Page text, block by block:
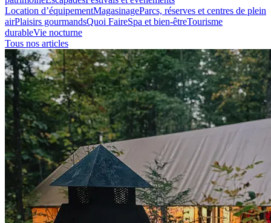
Location d’équipementMagasinageParcs, réserves et centres de plein
airPlaisirs gourmandsQuoi FaireSpa et bien-êtreTourisme
durableVie nocturne
Tous nos articles